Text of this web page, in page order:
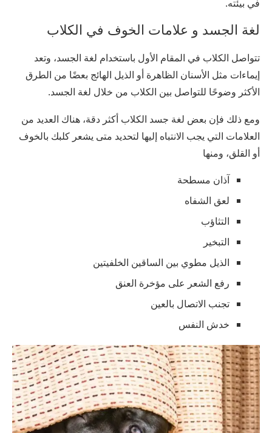
في بيئته.
لغة الجسد و علامات الخوف في الكلاب
تتواصل الكلاب في المقام الأول باستخدام لغة الجسد، وتعد
إيماءات مثل الأسنان الظاهرة أو الذيل الهائج بعضًا من الطرق
الأكثر وضوحًا للتواصل بين الكلاب من خلال لغة الجسد.
ومع ذلك فإن بعض لغة جسد الكلاب أكثر دقة، هناك العديد من
العلامات التي يجب الانتباه إليها لتحديد متى يشعر كلبك بالخوف
أو القلق، ومنها
آذان مسطحة
لعق الشفاه
التثاؤب
التبخير
الذيل مطوي بين الساقين الخلفيتين
رفع الشعر على مؤخرة العنق
تجنب الاتصال بالعين
خدش النفس